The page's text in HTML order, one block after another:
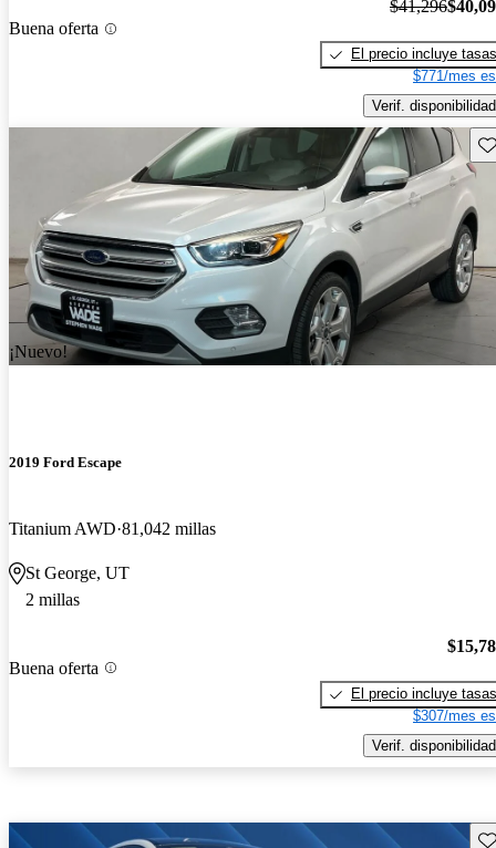
Buena oferta
$41,296
El precio incluye tasas
$771/mes
Verif. disponibilidad
¡Nuevo!
2019 Ford Escape
Titanium AWD 81,042 millas
St George, UT
2 millas
Buena oferta
El precio incluye tasas
$307/mes
Verif. disponibilidad